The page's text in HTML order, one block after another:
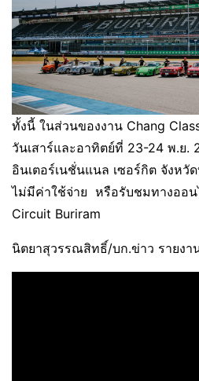
ทั้งนี้ ในส่วนของงาน Chang
วันเสาร์และอาทิตย์ที่ 23-24 พ.ย.
อินเตอร์เนชั่นแนล เซอร์กิต จังหวั
ไม่มีค่าใช้จ่าย หรือรับชมทางออน
Circuit Buriram
นิตยาสุวรรณสิทธิ์/บก.ข่าว รายง